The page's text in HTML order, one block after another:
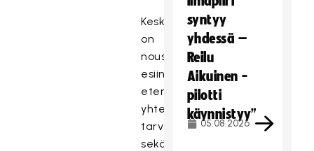
Keskusteluissa
on
noussut
esiin
etenkin
yhteistyön
tarve
sekä
syntyy
yhdessä –
Reilu
Aikuinen -
pilotti
käynnistyy”
05.08.2026